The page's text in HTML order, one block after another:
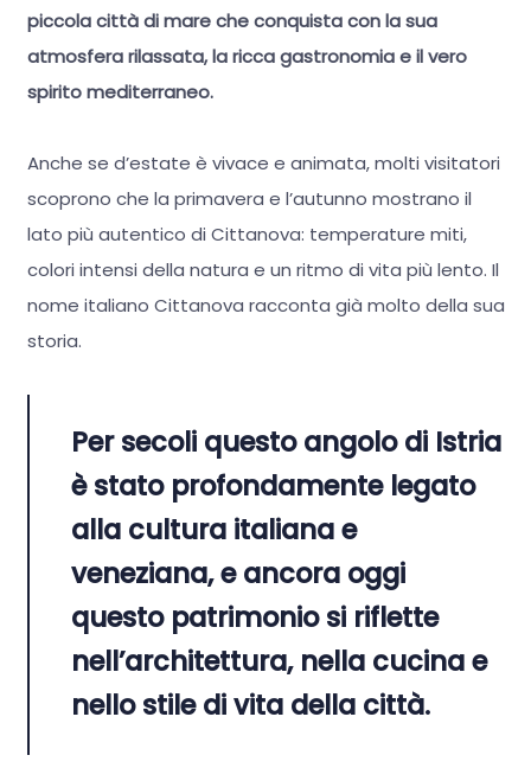
piccola città di mare che conquista con la sua
atmosfera rilassata, la ricca gastronomia e il vero
spirito mediterraneo.
Anche se d’estate è vivace e animata, molti visitatori
scoprono che la primavera e l’autunno mostrano il
lato più autentico di Cittanova: temperature miti,
colori intensi della natura e un ritmo di vita più lento. Il
nome italiano Cittanova racconta già molto della sua
storia.
Per secoli questo angolo di Istria
è stato profondamente legato
alla cultura italiana e
veneziana, e ancora oggi
questo patrimonio si riflette
nell’architettura, nella cucina e
nello stile di vita della città.